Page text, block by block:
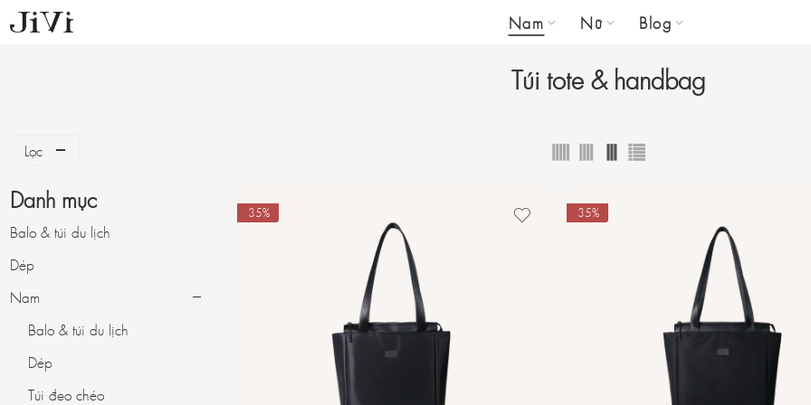
Nam Nữ Blog
Túi tote & handbag
Lọc
-35% -35%
Danh mục
Balo & túi du lịch
Dép
Nam
Balo & túi du lịch
Dép
Túi đeo chéo